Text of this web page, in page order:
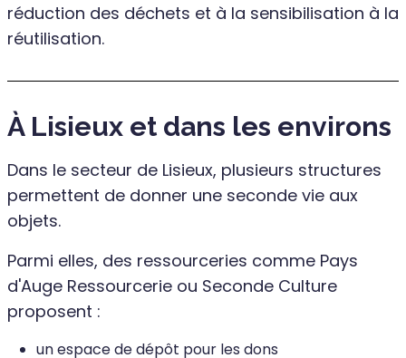
réduction des déchets et à la sensibilisation à la
réutilisation.
À Lisieux et dans les environs
Dans le secteur de Lisieux, plusieurs structures
permettent de donner une seconde vie aux
objets.
Parmi elles, des ressourceries comme Pays
d'Auge Ressourcerie ou Seconde Culture
proposent :
un espace de dépôt pour les dons